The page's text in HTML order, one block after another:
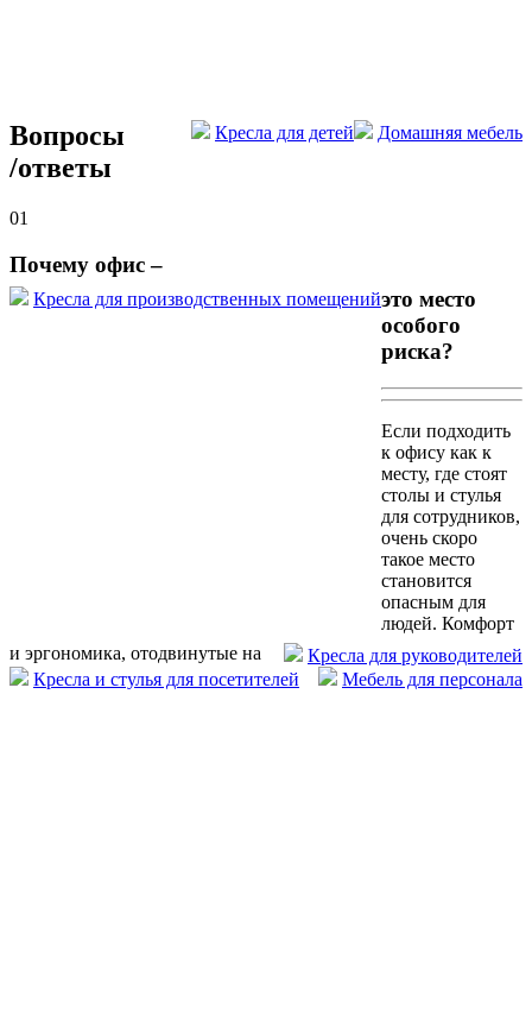
Домашняя мебель
Кресла для детей
Кресла для производственных помещений
Кресла для руководителей
Кресла и стулья для посетителей
Мебель для персонала
Вопросы
/ответы
01
Почему офис –
это место
особого
риска?
Если подходить
к офису как к
месту, где стоят
столы и стулья
для сотрудников,
очень скоро
такое место
становится
опасным для
людей. Комфорт
и эргономика, отодвинутые на